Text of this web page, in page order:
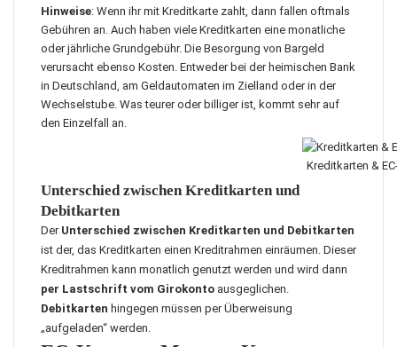
Hinweise: Wenn ihr mit Kreditkarte zahlt, dann fallen oftmals
Gebühren an. Auch haben viele Kreditkarten eine monatliche
oder jährliche Grundgebühr. Die Besorgung von Bargeld
verursacht ebenso Kosten. Entweder bei der heimischen Bank
in Deutschland, am Geldautomaten im Zielland oder in der
Wechselstube. Was teurer oder billiger ist, kommt sehr auf
den Einzelfall an.
Kreditkarten &
Unterschied zwischen Kreditkarten und
Debitkarten
Der Unterschied zwischen Kreditkarten und Debitkarten
ist der, das Kreditkarten einen Kreditrahmen einräumen. Dieser
Kreditrahmen kann monatlich genutzt werden und wird dann
per Lastschrift vom Girokonto ausgeglichen.
Debitkarten hingegen müssen per Überweisung
„aufgeladen“ werden.